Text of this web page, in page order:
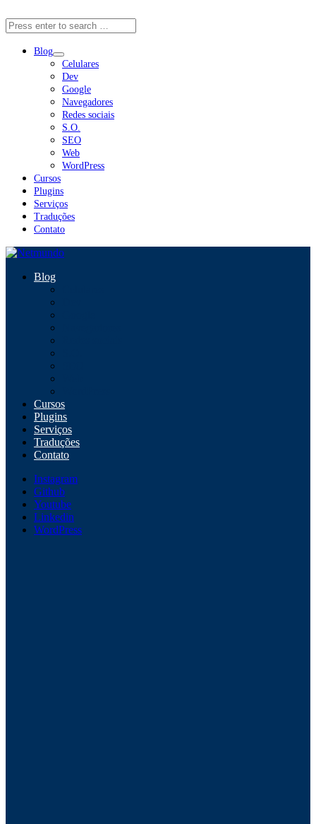
Blog
Celulares
Dev
Google
Navegadores
Redes sociais
S.O.
SEO
Web
WordPress
Cursos
Plugins
Serviços
Traduções
Contato
Blog
Cursos
Plugins
Serviços
Traduções
Contato
Instagram
Github
Youtube
Linkedin
WordPress